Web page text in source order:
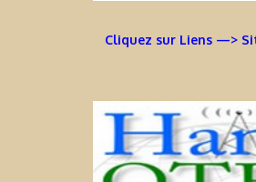
Cliquez sur Liens —>